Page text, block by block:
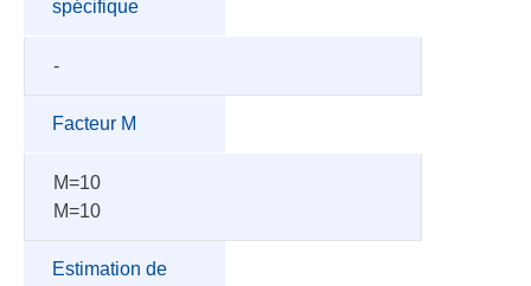
spécifique
-
Facteur M
M=10
M=10
Estimation de